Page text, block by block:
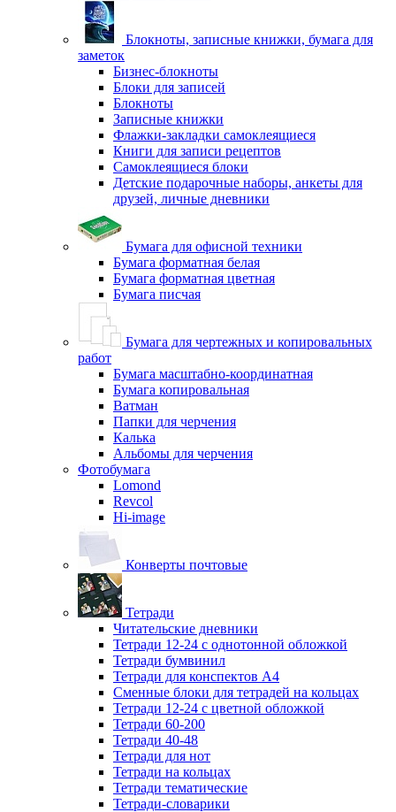
Блокноты, записные книжки, бумага для
заметок
Бизнес-блокноты
Блоки для записей
Блокноты
Записные книжки
Флажки-закладки самоклеящиеся
Книги для записи рецептов
Самоклеящиеся блоки
Детские подарочные наборы, анкеты для
друзей, личные дневники
Бумага для офисной техники
Бумага форматная белая
Бумага форматная цветная
Бумага писчая
Бумага для чертежных и копировальных
работ
Бумага масштабно-координатная
Бумага копировальная
Ватман
Папки для черчения
Калька
Альбомы для черчения
Фотобумага
Lomond
Revcol
Hi-image
Конверты почтовые
Тетради
Читательские дневники
Тетради 12-24 с однотонной обложкой
Тетради бумвинил
Тетради для конспектов А4
Сменные блоки для тетрадей на кольцах
Тетради 12-24 с цветной обложкой
Тетради 60-200
Тетради 40-48
Тетради для нот
Тетради на кольцах
Тетради тематические
Тетради-словарики